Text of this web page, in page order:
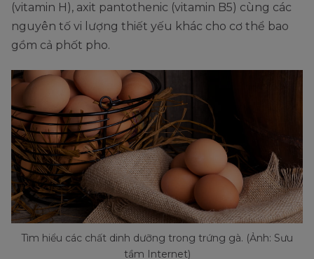
(vitamin H), axit pantothenic (vitamin B5) cùng các
nguyên tố vi lượng thiết yếu khác cho cơ thể bao
gồm cả phốt pho.
Tìm hiểu các chất dinh dưỡng trong trứng gà. (Ảnh: Sưu
tầm Internet)